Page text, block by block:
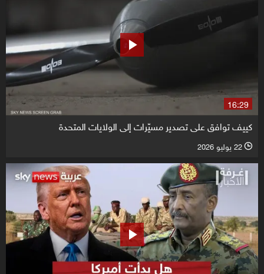
16:29
كييف توافق على تصدير مسيّرات إلى الولايات المتحدة
l 22 يوليو 2026